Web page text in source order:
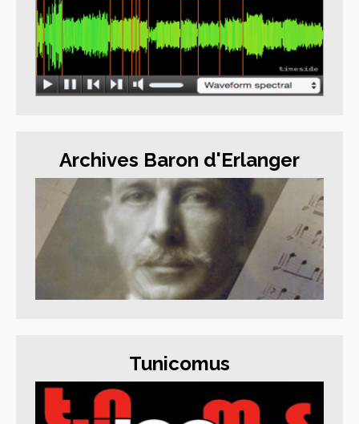
Archives Baron d'Erlanger
Tunicomus